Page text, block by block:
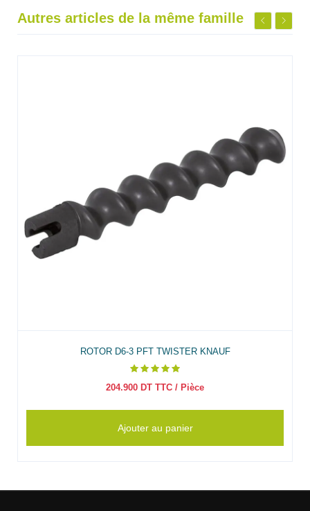
Autres articles de la même famille
ROTOR D6-3 PFT TWISTER KNAUF
204.900 DT TTC / Pièce
Ajouter au panier